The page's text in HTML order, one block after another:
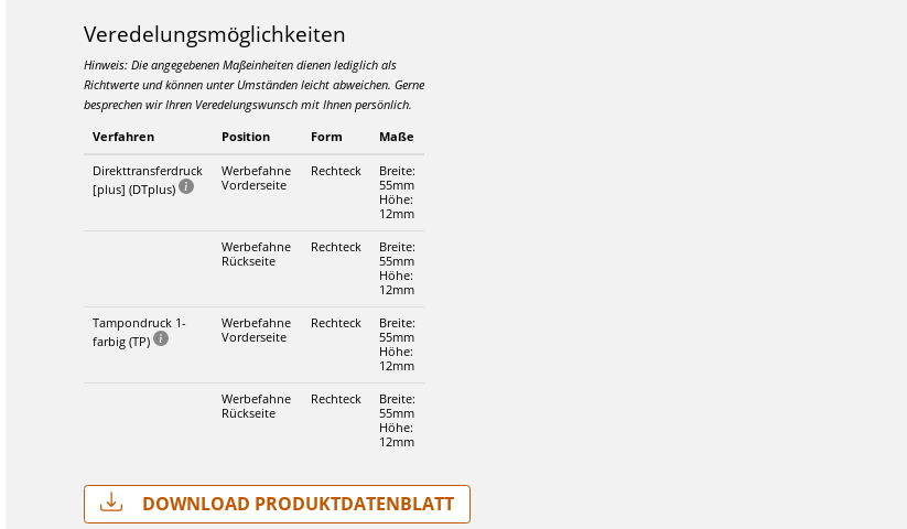
Veredelungsmöglichkeiten
Hinweis: Die angegebenen Maßeinheiten dienen lediglich als
Richtwerte und können unter Umständen leicht abweichen. Gerne
besprechen wir Ihren Veredelungswunsch mit Ihnen persönlich.
Verfahren Position Form Maße
Direkttransferdruck
[plus] (DTplus)
Werbefahne
Vorderseite
Rechteck
Breite:
55mm
Höhe:
12mm
Werbefahne
Rückseite
Rechteck
Breite:
55mm
Höhe:
12mm
Tampondruck 1-
farbig (TP)
Werbefahne
Vorderseite
Rechteck
Breite:
55mm
Höhe:
12mm
Werbefahne
Rückseite
Rechteck
Breite:
55mm
Höhe:
12mm
Download Produktdatenblatt